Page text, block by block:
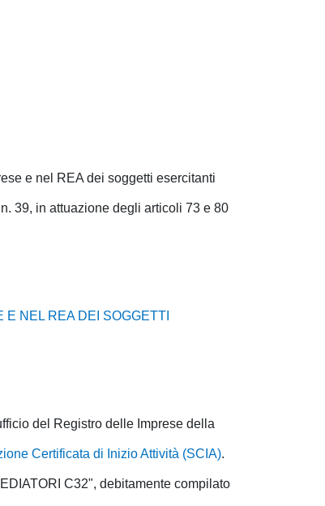
e nel REA dei soggetti esercitanti
39, in attuazione degli articoli 73 e 80
NEL REA DEI SOGGETTI
del Registro delle Imprese della
Certificata di Inizio Attività (SCIA).
C32", debitamente compilato